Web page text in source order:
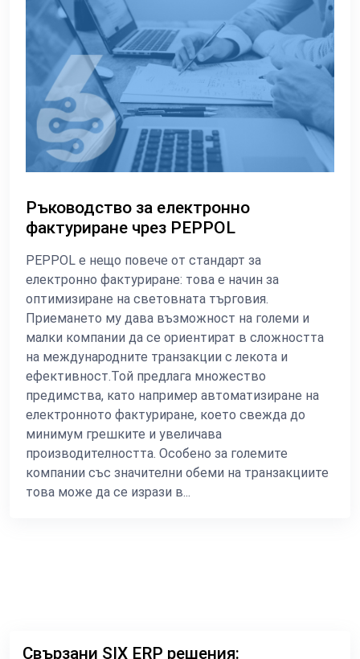
Ръководство за електронно
фактуриране чрез PEPPOL
PEPPOL е нещо повече от стандарт за
електронно фактуриране: това е начин за
оптимизиране на световната търговия.
Приемането му дава възможност на големи и
малки компании да се ориентират в сложността
на международните транзакции с лекота и
ефективност.Той предлага множество
предимства, като например автоматизиране на
електронното фактуриране, което свежда до
минимум грешките и увеличава
производителността. Особено за големите
компании със значителни обеми на транзакциите
това може да се изрази в...
Свързани SIX ERP решения: